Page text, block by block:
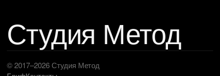
Студия Метод
© 2017–2026 Студия Метод